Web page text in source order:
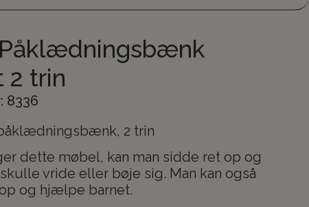
2 trin
8336
2 trin
dette møbel, kan man sidde ret op og
vride eller bøje sig. Man kan også
og hjælpe barnet.